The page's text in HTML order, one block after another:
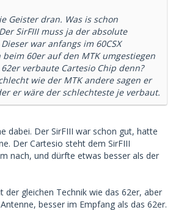
Geister dran. Was is schon
SirFIII muss ja der absolute
war anfangs im 60CSX
60er auf den MTK umgestiegen
verbaute Cartesio Chip denn?
wie der MTK andere sagen er
er wäre der schlechteste je verbaut.
dabei. Der SirFIII war schon gut, hatte
Der Cartesio steht dem SirFIII
nach, und dürfte etwas besser als der
der gleichen Technik wie das 62er, aber
besser im Empfang als das 62er.